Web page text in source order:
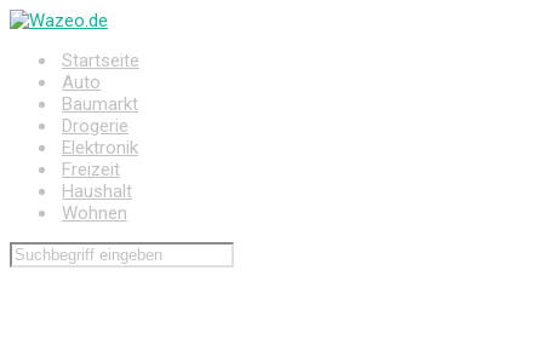
Zum
springenStartseite
Auto
Baumarkt
Drogerie
Elektronik
Freizeit
Haushalt
Wohnen